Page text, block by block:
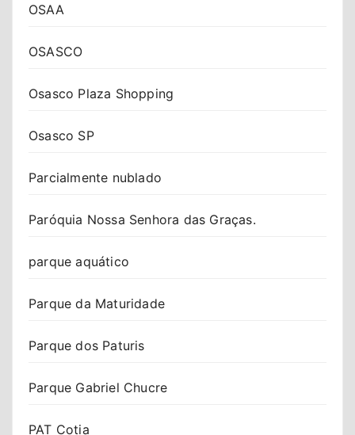
OSAA
OSASCO
Osasco Plaza Shopping
Osasco SP
Parcialmente nublado
Paróquia Nossa Senhora das Graças.
parque aquático
Parque da Maturidade
Parque dos Paturis
Parque Gabriel Chucre
PAT Cotia